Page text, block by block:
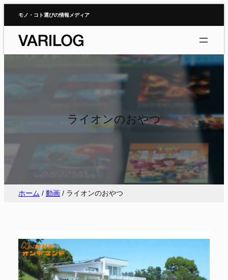
モノ・コト選びの情報メディア
ライオンのおやつ
ホーム / 動画 / ライオンのおやつ